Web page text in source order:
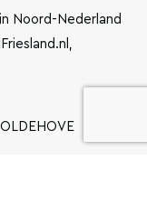
Noord-Nederland